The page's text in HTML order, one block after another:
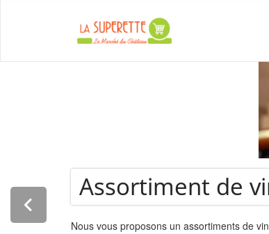
La
Assortiment de
Nous vous proposons un assortiments de